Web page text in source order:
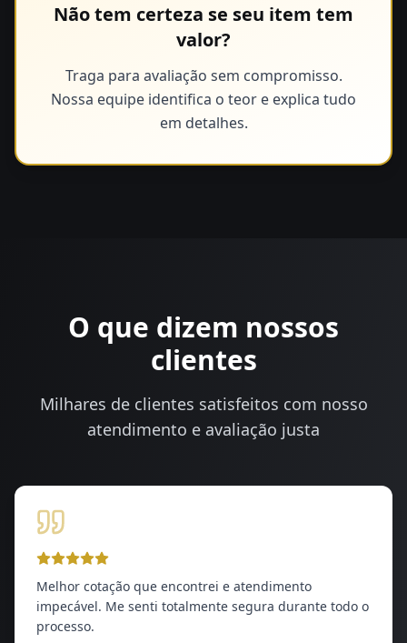
Não tem certeza se seu item tem
valor?
Traga para avaliação sem compromisso.
Nossa equipe identifica o teor e explica tudo
em detalhes.
O que dizem nossos
clientes
Milhares de clientes satisfeitos com nosso
atendimento e avaliação justa
Melhor cotação que encontrei e atendimento
impecável. Me senti totalmente segura durante todo o
processo.